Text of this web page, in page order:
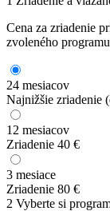
Cena za zriadenie
zvoleného
24 mesiacov
Najnižšie zriadenie
12 mesiacov
Zriadenie 40 €
3 mesiace
Zriadenie 80 €
2 Vyberte si